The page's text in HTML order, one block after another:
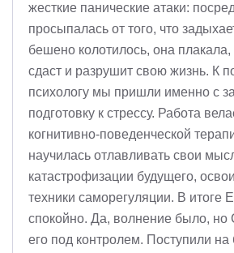
жесткие панические атаки:
просыпалась от того, что
бешено колотилось, она плакала,
сдаст и разрушит свою жизнь. К
психологу мы пришли именно с
подготовку к стрессу. Работа
когнитивно-поведенческой
научилась отлавливать свои
катастрофизации будущего,
техники саморегуляции. В итоге
спокойно. Да, волнение было, но
его под контролем. Поступили